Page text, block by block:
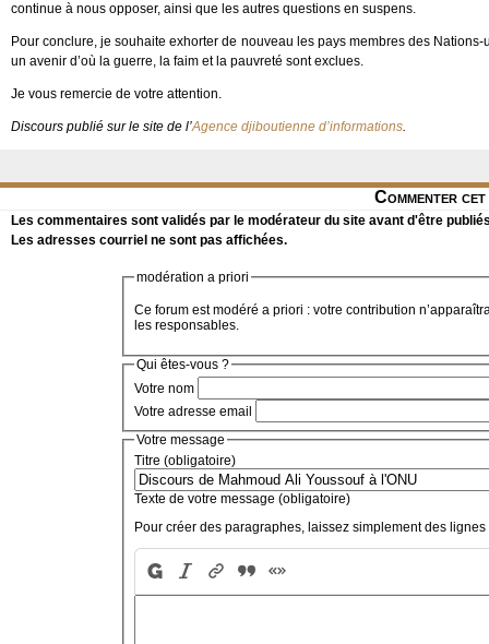
continue à nous opposer, ainsi que les autres questions en suspens.
Pour conclure, je souhaite exhorter de nouveau les pays membres des
un avenir d’où la guerre, la faim et la pauvreté sont exclues.
Je vous remercie de votre attention.
Discours publié sur le site de l’Agence djiboutienne d’informations.
Commenter
Les commentaires sont validés par le modérateur du site avant d'être
Les adresses courriel ne sont pas affichées.
modération a priori
Ce forum est modéré a priori : votre contribution
les responsables.
Qui êtes-vous ?
Votre nom
Votre adresse email
Votre message
Titre (obligatoire)
Texte de votre message (obligatoire)
Pour créer des paragraphes, laissez simplement des lignes